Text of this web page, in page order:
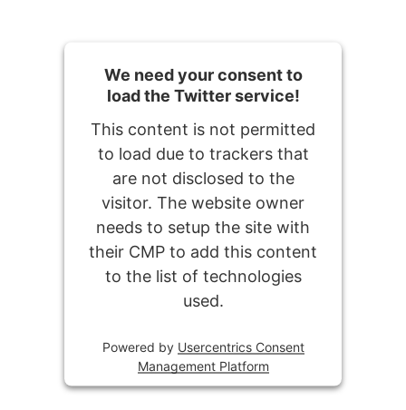
We need your consent to
load the Twitter service!
This content is not permitted
to load due to trackers that
are not disclosed to the
visitor. The website owner
needs to setup the site with
their CMP to add this content
to the list of technologies
used.
Powered by Usercentrics Consent
Management Platform